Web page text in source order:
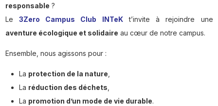
responsable ?
Le 3Zero Campus Club INTeKt’invite à rejoindre une
aventure écologique et solidaire au cœur de notre campus.
Ensemble, nous agissons pour :
La protection de la nature
La réduction des déchets
La promotion d’un mode de vie durable.